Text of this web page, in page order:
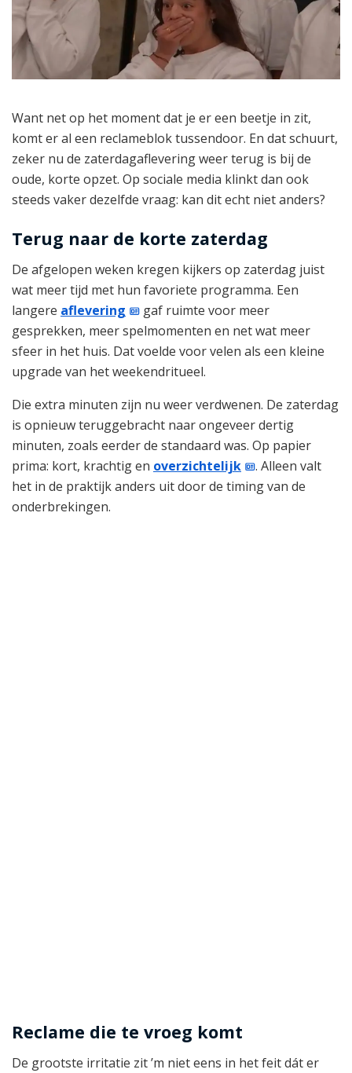
Want net op het moment dat je er een beetje in zit,
komt er al een reclameblok tussendoor. En dat schuurt,
zeker nu de zaterdagaflevering weer terug is bij de
oude, korte opzet. Op sociale media klinkt dan ook
steeds vaker dezelfde vraag: kan dit echt niet anders?
Terug naar de korte zaterdag
De afgelopen weken kregen kijkers op zaterdag juist
wat meer tijd met hun favoriete programma. Een
langere aflevering
gaf ruimte voor meer
gesprekken, meer spelmomenten en net wat meer
sfeer in het huis. Dat voelde voor velen als een kleine
upgrade van het weekendritueel.
Die extra minuten zijn nu weer verdwenen. De zaterdag
is opnieuw teruggebracht naar ongeveer dertig
minuten, zoals eerder de standaard was. Op papier
prima: kort, krachtig en overzichtelijk
. Alleen valt
het in de praktijk anders uit door de timing van de
onderbrekingen.
Reclame die te vroeg komt
De grootste irritatie zit ’m niet eens in het feit dát er